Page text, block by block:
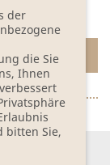
der
die Sie
Ihnen
bitten Sie,